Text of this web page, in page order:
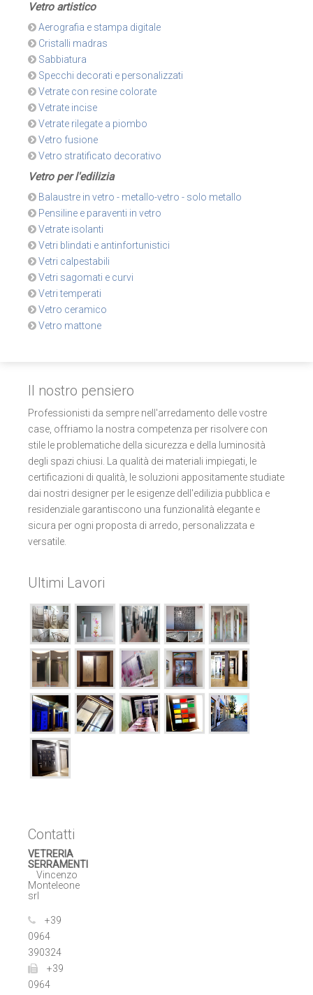
Vetro artistico
Aerografia e stampa digitale
Cristalli madras
Sabbiatura
Specchi decorati e personalizzati
Vetrate con resine colorate
Vetrate incise
Vetrate rilegate a piombo
Vetro fusione
Vetro stratificato decorativo
Vetro per l'edilizia
Balaustre in vetro - metallo-vetro - solo metallo
Pensiline e paraventi in vetro
Vetrate isolanti
Vetri blindati e antinfortunistici
Vetri calpestabili
Vetri sagomati e curvi
Vetri temperati
Vetro ceramico
Vetro mattone
Il nostro pensiero
Professionisti da sempre nell'arredamento delle vostre
case, offriamo la nostra competenza per risolvere con
stile le problematiche della sicurezza e della luminosità
degli spazi chiusi. La qualità dei materiali impiegati, le
certificazioni di qualità, le soluzioni appositamente studiate
dai nostri designer per le esigenze dell'edilizia pubblica e
residenziale garantiscono una funzionalità elegante e
sicura per ogni proposta di arredo, personalizzata e
versatile.
Ultimi Lavori
Contatti
VETRERIA
SERRAMENTI
Vincenzo
Monteleone
srl
+39
0964
390324
+39
0964